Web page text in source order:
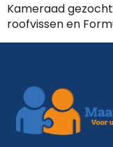
Kameraad
roofvissen en